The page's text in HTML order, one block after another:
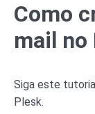
Como
mail no
Siga este
Plesk.